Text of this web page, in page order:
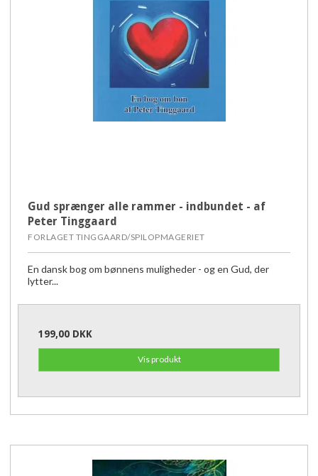
Gud sprænger alle rammer - indbundet - af
Peter Tinggaard
FORLAGET TINGGAARD/SPILOPMAGERIET
En dansk bog om bønnens muligheder - og en Gud, der
lytter...
199,00 DKK
Vis produkt